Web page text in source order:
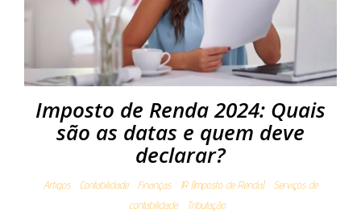
Imposto de Renda 2024: Quais
são as datas e quem deve
declarar?
Artigos Contabilidade Finanças IR (Imposto de Renda)
Serviços de
contabilidade
Tributação